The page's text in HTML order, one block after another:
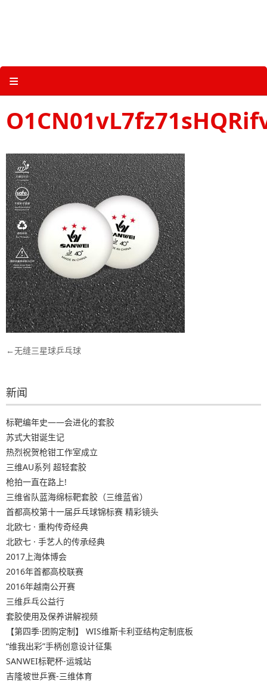
≡
文
导
航
无缝三星球乒乓球
新闻
标靶编年史——会进化的套胶
苏式大钳诞生记
热烈祝贺枪钳工作室成立
三维AU系列 超轻套胶
枪拍一直在路上!
三维省队蓝海绵标靶套胶（三维蓝省）
首都高校第十一届乒乓球锦标赛 精彩镜头
北欧七 · 重构传奇经典
北欧七 · 手艺人的传承经典
2017上海体博会
2016年首都高校联赛
2016年越南公开赛
三维乒乓公益行
套胶使用及保养讲解视频
【第四季·团购定制】 WIS维斯卡利亚结构定制底板
“维我出彩”手柄创意设计征集
SANWEI标靶杯-运城站
吉隆坡世乒赛-三维体育